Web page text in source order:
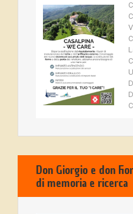
Don Giorgio e don
di memoria e ricerca